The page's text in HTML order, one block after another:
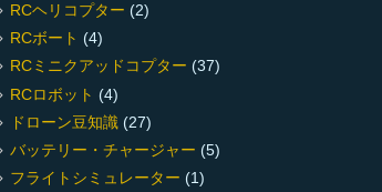
RCヘリコプター (2)
RCボート (4)
RCミニクアッドコプター (37)
RCロボット (4)
ドローン豆知識(27)
バッテリー・チャージャー (5)
フライトシミュレーター (1)